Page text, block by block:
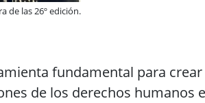
de las 26º edición.
fundamental para
de los derechos humanos